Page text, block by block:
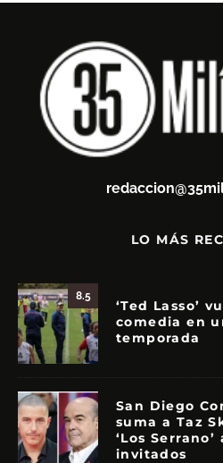
LO MÁS
8.5
‘Ted Lasso’
comedia en
temporada
San Diego
suma a Taz
‘Los
invitados